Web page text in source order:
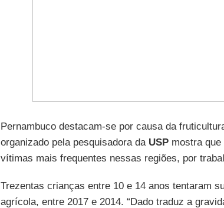
Pernambuco destacam-se por causa da
organizado pela pesquisadora da USPmostra que
vítimas mais frequentes nessas regiões, por
Trezentas crianças entre 10 e 14 anos tentaram
agrícola, entre 2017 e 2014. “Dado traduz a